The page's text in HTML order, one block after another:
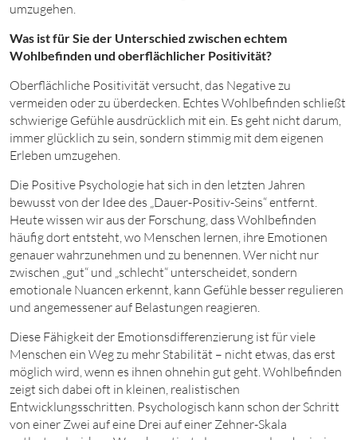
umzugehen.
Was ist für Sie der Unterschied zwischen echtem
Wohlbefinden und oberflächlicher Positivität?
Oberflächliche Positivität versucht, das Negative zu
vermeiden oder zu überdecken. Echtes Wohlbefinden schließt
schwierige Gefühle ausdrücklich mit ein. Es geht nicht darum,
immer glücklich zu sein, sondern stimmig mit dem eigenen
Erleben umzugehen.
Die Positive Psychologie hat sich in den letzten Jahren
bewusst von der Idee des „Dauer-Positiv-Seins“ entfernt.
Heute wissen wir aus der Forschung, dass Wohlbefinden
häufig dort entsteht, wo Menschen lernen, ihre Emotionen
genauer wahrzunehmen und zu benennen. Wer nicht nur
zwischen „gut“ und „schlecht“ unterscheidet, sondern
emotionale Nuancen erkennt, kann Gefühle besser regulieren
und angemessener auf Belastungen reagieren.
Diese Fähigkeit der Emotionsdifferenzierung ist für viele
Menschen ein Weg zu mehr Stabilität – nicht etwas, das erst
möglich wird, wenn es ihnen ohnehin gut geht. Wohlbefinden
zeigt sich dabei oft in kleinen, realistischen
Entwicklungsschritten. Psychologisch kann schon der Schritt
von einer Zwei auf eine Drei auf einer Zehner-Skala